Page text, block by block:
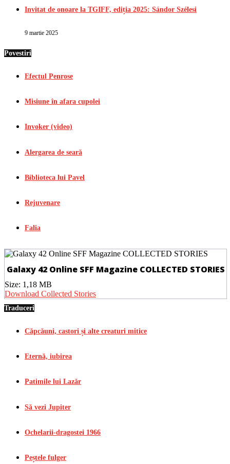
Invitat de onoare la TGIFF, ediția 2025: Sándor Szélesi
9 martie 2025
Povestiri
Efectul Penrose
Misiune în afara cupolei
Invoker (video)
Alergarea de seară
Biblioteca lui Pavel
Rejuvenare
Falia
Galaxy 42 Online SFF Magazine COLLECTED STORIES
Size: 1,18 MB
Download Collected Stories
Traduceri
Căpcăuni, castori și alte creaturi mitice
Eternă, iubirea
Patimile lui Lazăr
Să vezi Jupiter
Ochelarii-dragostei 1966
Peștele fulger